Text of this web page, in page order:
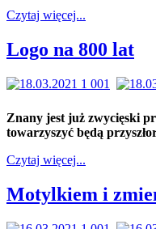
Czytaj więcej...
Logo na 800 lat
Znany jest już zwycięski
towarzyszyć będą
Czytaj więcej...
Motylkiem i